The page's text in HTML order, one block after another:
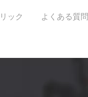
ック よくある質問